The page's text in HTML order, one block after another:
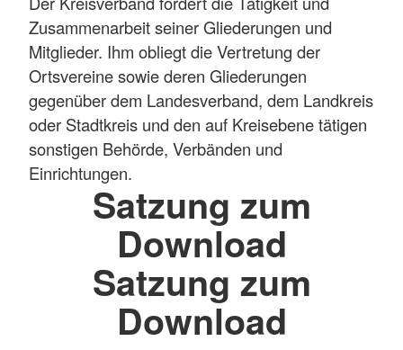
Zusammenarbeit seiner Gliederungen und
Mitglieder. Ihm obliegt die Vertretung der
Ortsvereine sowie deren Gliederungen
gegenüber dem Landesverband, dem Landkreis
oder Stadtkreis und den auf Kreisebene tätigen
sonstigen Behörde, Verbänden und
Einrichtungen.
Satzung zum
Download
Satzung zum
Download